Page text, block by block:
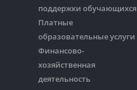
поддержки обучающихся
Платные
образовательные услуги
Финансово-
хозяйственная
деятельность